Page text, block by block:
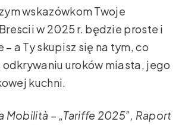
wskazówkom Twoje
w 2025 r. będzie proste i
a Ty skupisz się na tym, co
uroków miasta, jego
kuchni.
Mobilità – „Tariffe 2025”, Raport